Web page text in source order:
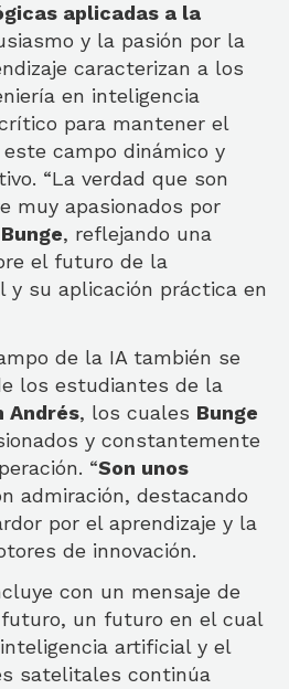
aplicadas a la
y la pasión por la
caracterizan a los
en inteligencia
para mantener el
campo dinámico y
“La verdad que son
muy apasionados por
Bunge, reflejando una
el futuro de la
y su aplicación práctica en
de la IA también se
los estudiantes de la
Andrés, los cuales Bunge
y constantemente
“Son unos
admiración, destacando
por el aprendizaje y la
de innovación.
con un mensaje de
un futuro en el cual
artificial y el
satelitales continúa